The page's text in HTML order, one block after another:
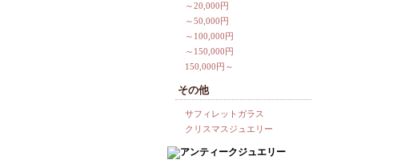
～20,000円
～50,000円
～100,000円
～150,000円
150,000円～
その他
サフィレットガラス
クリスマスジュエリー